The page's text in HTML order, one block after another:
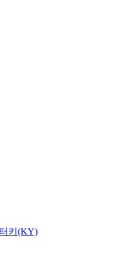
키(KY)